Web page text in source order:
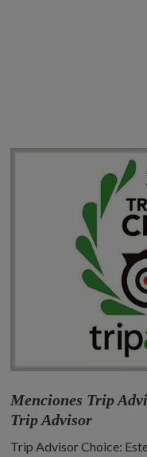
Menciones Trip
Trip Advisor
Trip Advisor Choice: